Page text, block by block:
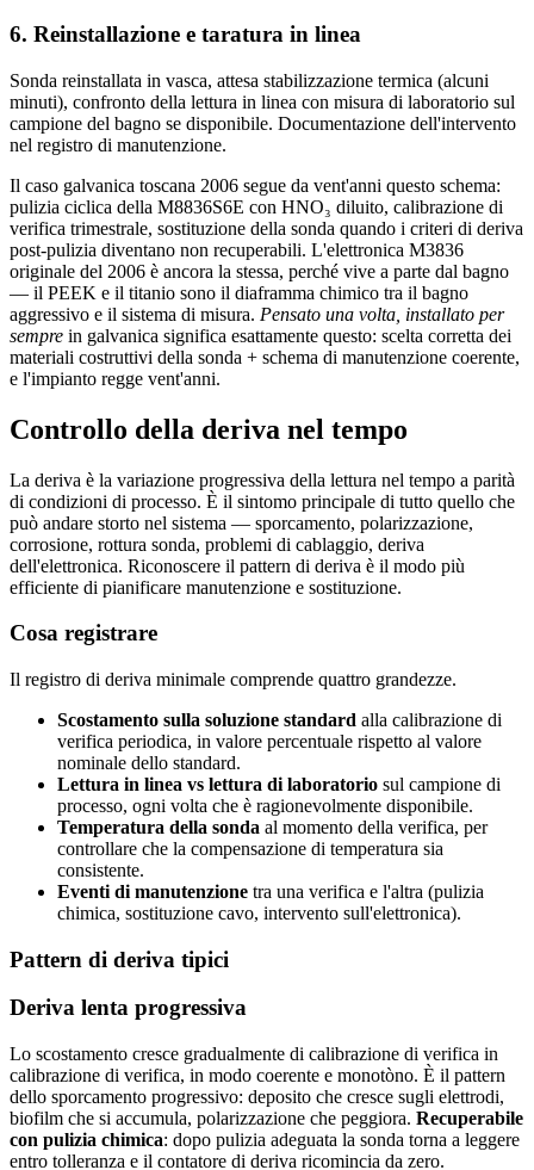
6. Reinstallazione e taratura in linea
Sonda reinstallata in vasca, attesa stabilizzazione termica (alcuni
minuti), confronto della lettura in linea con misura di laboratorio sul
campione del bagno se disponibile. Documentazione dell'intervento
nel registro di manutenzione.
Il caso galvanica toscana 2006 segue da vent'anni questo schema:
pulizia ciclica della M8836S6E con HNO₃ diluito, calibrazione di
verifica trimestrale, sostituzione della sonda quando i criteri di deriva
post-pulizia diventano non recuperabili. L'elettronica M3836
originale del 2006 è ancora la stessa, perché vive a parte dal bagno
— il PEEK e il titanio sono il diaframma chimico tra il bagno
aggressivo e il sistema di misura. Pensato una volta, installato per
sempre in galvanica significa esattamente questo: scelta corretta dei
materiali costruttivi della sonda + schema di manutenzione coerente,
e l'impianto regge vent'anni.
Controllo della deriva nel tempo
La deriva è la variazione progressiva della lettura nel tempo a parità
di condizioni di processo. È il sintomo principale di tutto quello che
può andare storto nel sistema — sporcamento, polarizzazione,
corrosione, rottura sonda, problemi di cablaggio, deriva
dell'elettronica. Riconoscere il pattern di deriva è il modo più
efficiente di pianificare manutenzione e sostituzione.
Cosa registrare
Il registro di deriva minimale comprende quattro grandezze.
Scostamento sulla soluzione standard alla calibrazione di
verifica periodica, in valore percentuale rispetto al valore
nominale dello standard.
Lettura in linea vs lettura di laboratorio sul campione di
processo, ogni volta che è ragionevolmente disponibile.
Temperatura della sonda al momento della verifica, per
controllare che la compensazione di temperatura sia
consistente.
Eventi di manutenzione tra una verifica e l'altra (pulizia
chimica, sostituzione cavo, intervento sull'elettronica).
Pattern di deriva tipici
Deriva lenta progressiva
Lo scostamento cresce gradualmente di calibrazione di verifica in
calibrazione di verifica, in modo coerente e monotòno. È il pattern
dello sporcamento progressivo: deposito che cresce sugli elettrodi,
biofilm che si accumula, polarizzazione che peggiora. Recuperabile
con pulizia chimica: dopo pulizia adeguata la sonda torna a leggere
entro tolleranza e il contatore di deriva ricomincia da zero.